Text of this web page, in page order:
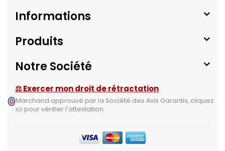
Informations
Produits
Notre Société
⚖ Exercer mon droit de rétractation
Marchand approuvé par la Société des Avis Garantis, cliquez
ici pour vérifier l'attestation.